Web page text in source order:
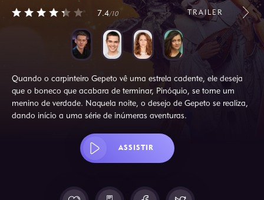
7.4/10 TRAILER
Quando o carpinteiro Gepeto vê uma estrela cadente, ele deseja
que o boneco que acabara de terminar, Pinóquio, se torne um
menino de verdade. Naquela noite, o desejo de Gepeto se realiza,
dando início a uma série de inúmeras aventuras.
ASSISTIR